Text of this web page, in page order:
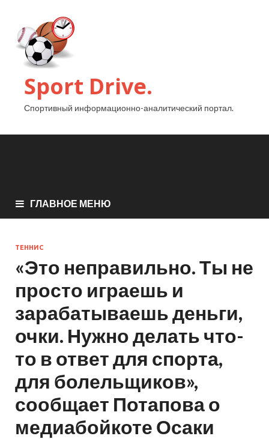
Sport Drive.
Спортивный информационно-аналитический портал.
ГЛАВНОЕ МЕНЮ
ТЕННИС
«Это неправильно. Ты не
просто играешь и
зарабатываешь деньги,
очки. Нужно делать что-
то в ответ для спорта,
для болельщиков»,
сообщает Потапова о
медиабойкоте Осаки